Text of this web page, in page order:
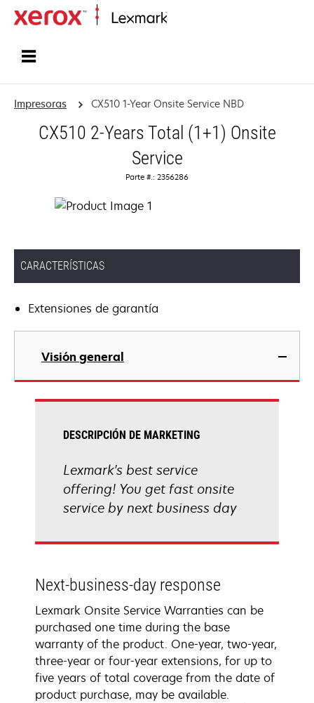
Impresoras CX510 1-Year Onsite Service NBD
CX510 2-Years Total (1+1) Onsite
Service
Parte #.: 2356286
CARACTERÍSTICAS
Extensiones de garantía
Visión general
DESCRIPCIÓN DE MARKETING
Lexmark's best service
offering! You get fast onsite
service by next business day
Next-business-day response
Lexmark Onsite Service Warranties can be
purchased one time during the base
warranty of the product. One-year, two-year,
three-year or four-year extensions, for up to
five years of total coverage from the date of
product purchase, may be available.